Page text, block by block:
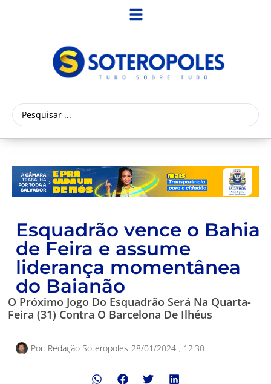
Esquadrão vence o Bahia
de Feira e assume
liderança momentânea
do Baianão
O Próximo Jogo Do Esquadrão Será Na Quarta-
Feira (31) Contra O Barcelona De Ilhéus
Por: Redação Soteropoles 28/01/2024 , 12:30